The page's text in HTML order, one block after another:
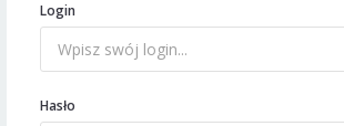
Login
Hasło